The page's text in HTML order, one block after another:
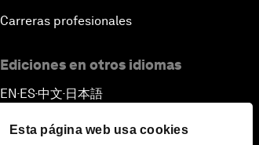
Esta página web usa cookies
Carreras profesionales
Ediciones en otros idiomas
EN ▪ES▪中文▪ 日本語